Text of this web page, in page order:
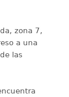
zona 7,
a una
las